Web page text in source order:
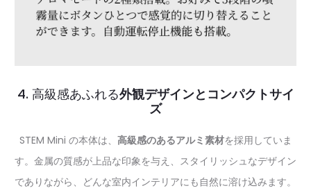
4. 高級感あふれる外観デザインとコンパクトサイ
ズ
STEM Mini の本体は、 高級感のあるアルミ素材を採用していま
す。金属の質感が上品な印象を与え、スタイリッシュなデザイン
でありながら、どんな室内インテリアにも自然に溶け込みます。